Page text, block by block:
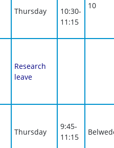
Thursday
10:30-
11:15
10
Research
leave
Thursday
9:45-
11:15